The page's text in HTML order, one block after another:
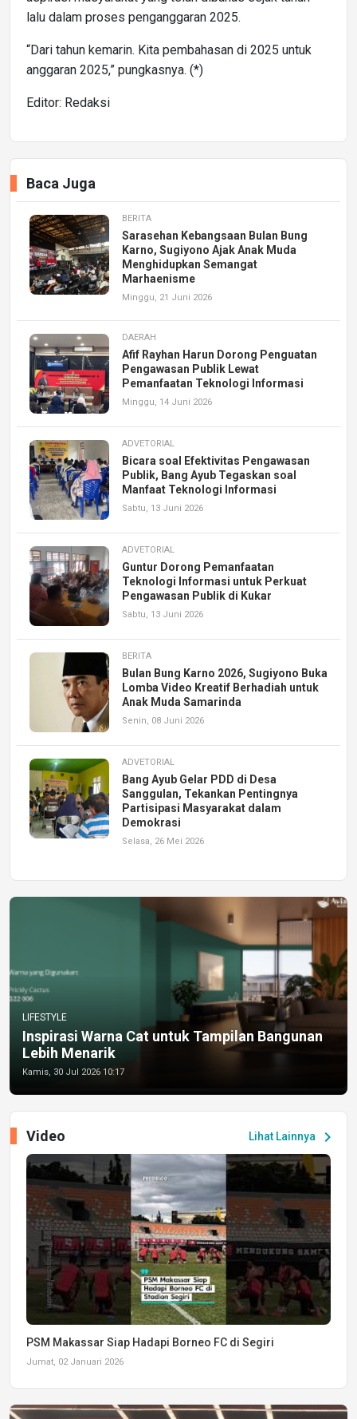
lalu dalam proses penganggaran 2025.
“Dari tahun kemarin. Kita pembahasan di 2025 untuk
anggaran 2025,” pungkasnya. (*)
Editor: Redaksi
Baca Juga
BERITA
Sarasehan Kebangsaan Bulan Bung
Karno, Sugiyono Ajak Anak Muda
Menghidupkan Semangat
Marhaenisme
Minggu, 21 Juni 2026
DAERAH
Afif Rayhan Harun Dorong Penguatan
Pengawasan Publik Lewat
Pemanfaatan Teknologi Informasi
Minggu, 14 Juni 2026
ADVETORIAL
Bicara soal Efektivitas Pengawasan
Publik, Bang Ayub Tegaskan soal
Manfaat Teknologi Informasi
Sabtu, 13 Juni 2026
ADVETORIAL
Guntur Dorong Pemanfaatan
Teknologi Informasi untuk Perkuat
Pengawasan Publik di Kukar
Sabtu, 13 Juni 2026
BERITA
Bulan Bung Karno 2026, Sugiyono Buka
Lomba Video Kreatif Berhadiah untuk
Anak Muda Samarinda
Senin, 08 Juni 2026
ADVETORIAL
Bang Ayub Gelar PDD di Desa
Sanggulan, Tekankan Pentingnya
Partisipasi Masyarakat dalam
Demokrasi
Selasa, 26 Mei 2026
LIFESTYLE
Inspirasi Warna Cat untuk Tampilan Bangunan
Lebih Menarik
Kamis, 30 Jul 2026 10:17
Lihat Lainnya chevron_right
Video
PSM Makassar Siap Hadapi Borneo FC di Segiri
Jumat, 02 Januari 2026